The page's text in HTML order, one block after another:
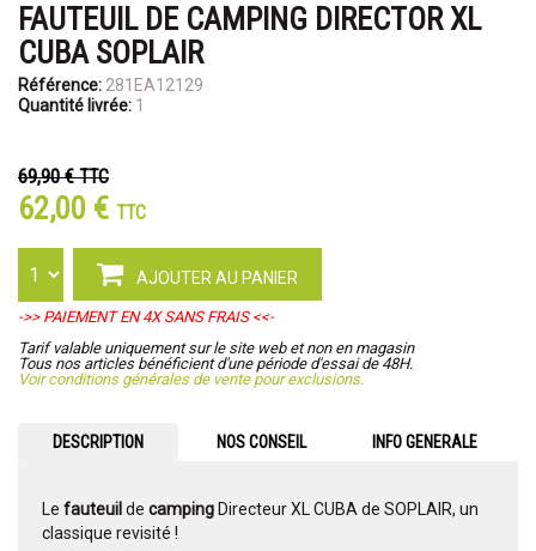
FAUTEUIL DE CAMPING DIRECTOR XL
CUBA SOPLAIR
Référence: 281EA12129
Quantité livrée: 1
69,90 €TTC
62,00 € TTC
AJOUTER AU PANIER
->> PAIEMENT EN 4X SANS FRAIS <<-
Tarif valable uniquement sur le site web et non en magasin
Tous nos articles bénéficient d'une période d'essai de 48H.
Voir conditions générales de vente pour exclusions.
DESCRIPTION NOS CONSEIL INFO GENERALE
Le fauteuil de camping Directeur XL CUBA de SOPLAIR, un
classique revisité !